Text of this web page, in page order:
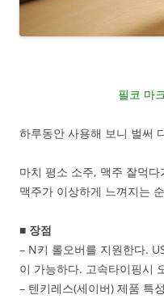
필코 마
하루동안 사용해 보니 벌써
마치 평소 소주, 맥주 잘먹
맥주가 이상하게 느껴지는
■ 장점
– N키 롤오버를 지원한다.
이 가능하다. 고속타이핑시
– 텐키레스(세이버) 제품 특